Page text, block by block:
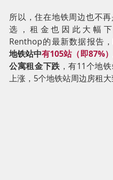
所以，住在地铁周边也不
选，租金也因此大幅
Renthop的最新数据报告，
地铁站中有105站（即87%）
公寓租金下跌 ，有11个地
上涨，5个地铁站周边房租大